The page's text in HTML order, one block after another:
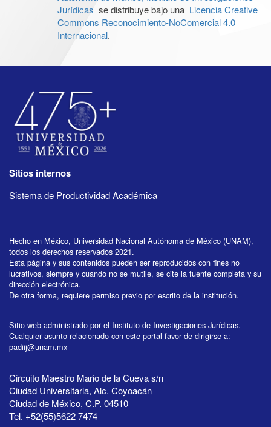
Jurídicas se distribuye bajo una Licencia Creative
Commons Reconocimiento-NoComercial 4.0
Internacional.
Sitios internos
Sistema de Productividad Académica
Hecho en México, Universidad Nacional Autónoma de México (UNAM),
todos los derechos reservados 2021.
Esta página y sus contenidos pueden ser reproducidos con fines no
lucrativos, siempre y cuando no se mutile, se cite la fuente completa y su
dirección electrónica.
De otra forma, requiere permiso previo por escrito de la institución.
Sitio web administrado por el Instituto de Investigaciones Jurídicas.
Cualquier asunto relacionado con este portal favor de dirigirse a:
padiij@unam.mx
Circuito Maestro Mario de la Cueva s/n
Ciudad Universitaria, Alc. Coyoacán
Ciudad de México, C.P. 04510
Tel. +52(55)5622 7474